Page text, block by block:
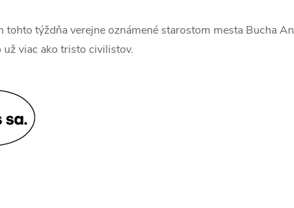
tohto týždňa verejne oznámené starostom mesta Bucha
viac ako tristo civilistov.